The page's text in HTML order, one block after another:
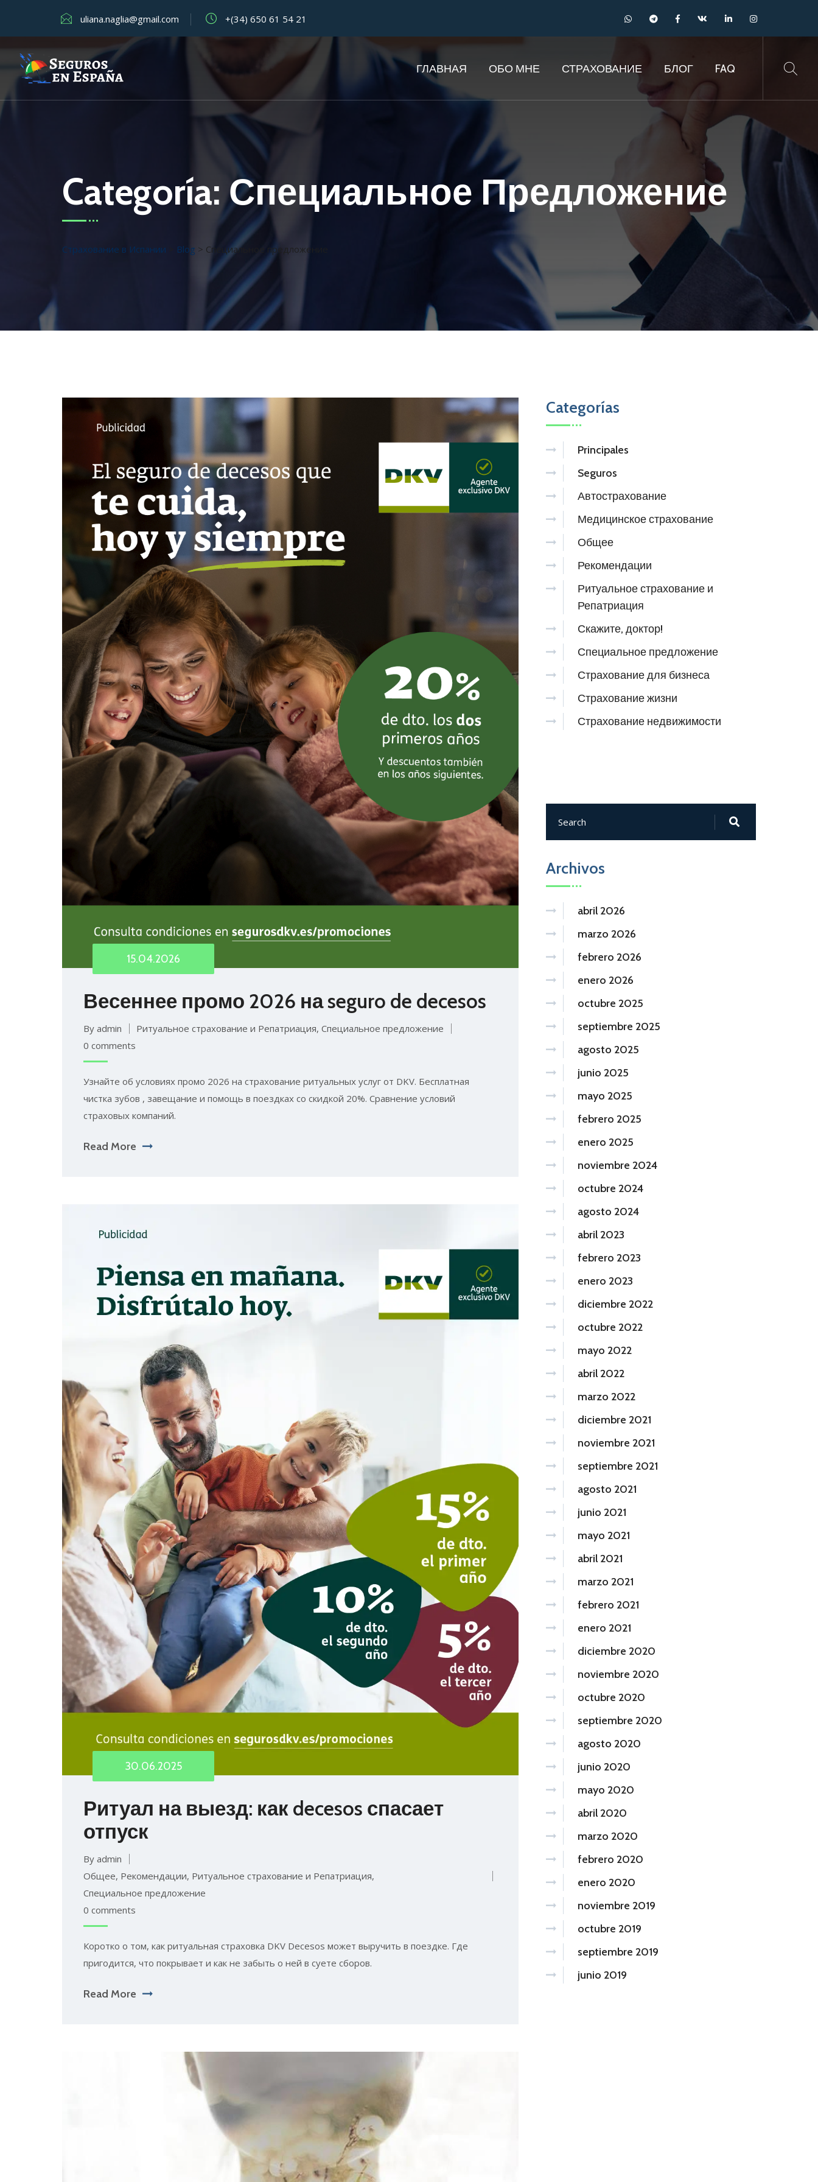
uliana.naglia@gmail.com +(34) 650 61 54 21
ГЛАВНАЯ ОБО МНЕ СТРАХОВАНИЕ БЛОГ FAQ
Categoría:Специальное Предложение
Страхование в Испании Blog > Специальное предложение
15.04.2026
Весеннее промо 2026 на seguro de decesos
By admin Ритуальное страхование и Репатриация, Специальное предложение
0 comments
Узнайте об условиях промо 2026 на страхование ритуальных услуг от DKV. Бесплатная
чистка зубов , завещание и помощь в поездках со скидкой 20%. Сравнение условий
страховых компаний.
Read More
30.06.2025
Ритуал на выезд: как decesos спасает
отпуск
By admin
Общее, Рекомендации, Ритуальное страхование и Репатриация,
Специальное предложение
0 comments
Коротко о том, как ритуальная страховка DKV Decesos может выручить в поездке. Где
пригодится, что покрывает и как не забыть о ней в суете сборов.
Read More
Categorías
Principales
Seguros
Автострахование
Медицинское страхование
Общее
Рекомендации
Ритуальное страхование и
Репатриация
Скажите, доктор!
Специальное предложение
Страхование для бизнеса
Страхование жизни
Страхование недвижимости
Archivos
abril 2026
marzo 2026
febrero 2026
enero 2026
octubre 2025
septiembre 2025
agosto 2025
junio 2025
mayo 2025
febrero 2025
enero 2025
noviembre 2024
octubre 2024
agosto 2024
abril 2023
febrero 2023
enero 2023
diciembre 2022
octubre 2022
mayo 2022
abril 2022
marzo 2022
diciembre 2021
noviembre 2021
septiembre 2021
agosto 2021
junio 2021
mayo 2021
abril 2021
marzo 2021
febrero 2021
enero 2021
diciembre 2020
noviembre 2020
octubre 2020
septiembre 2020
agosto 2020
junio 2020
mayo 2020
abril 2020
marzo 2020
febrero 2020
enero 2020
noviembre 2019
octubre 2019
septiembre 2019
junio 2019